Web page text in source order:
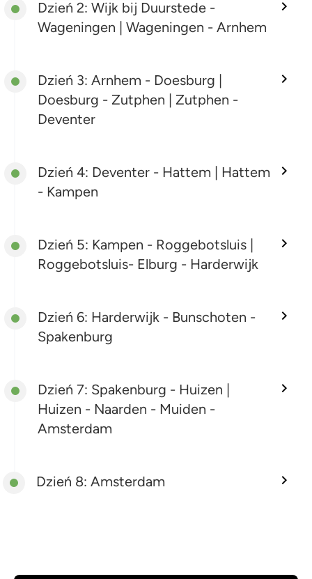
Dzień 2: Wijk bij Duurstede -
Wageningen | Wageningen - Arnhem
Dzień 3: Arnhem - Doesburg |
Doesburg - Zutphen | Zutphen -
Deventer
Dzień 4: Deventer - Hattem | Hattem
- Kampen
Dzień 5: Kampen - Roggebotsluis |
Roggebotsluis- Elburg - Harderwijk
Dzień 6: Harderwijk - Bunschoten -
Spakenburg
Dzień 7: Spakenburg - Huizen |
Huizen - Naarden - Muiden -
Amsterdam
Dzień 8: Amsterdam